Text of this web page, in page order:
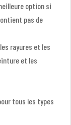
option si
pas de
rayures et les
et les
tous les types